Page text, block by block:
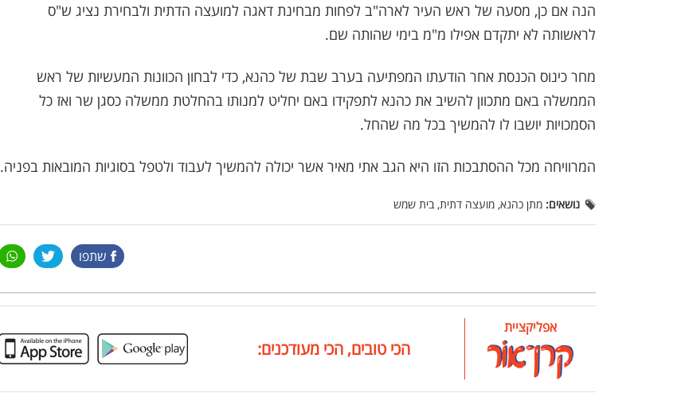
הנה אם כן, מסעה של ראש העיר לארה"ב לפחות מבחינת דאגה למועצה הדתית ולבחירת נציג ש"ס
לראשותה לא יתקדם אפילו מ"מ בימי שהותה שם.
מחר כינוס הכנסת אחר הודעתו המפתיעה בערב שבת של כהנא, כדי לבחון הכוונות המעשיות של ראש
הממשלה באם מתכוון להשיב את כהנא לתפקידו באם יחליט למנותו בהחלטת ממשלה כסגן שר ואז כל
הסמכויות יושבו לו להמשיך בכל מה שהחל.
המרוויחה מכל ההסתבכות הזו היא הגב אתי מאיר אשר יכולה להמשיך לעבוד ולטפל בסוגיות המובאות בפניה.
נושאים: מתן כהנא, מועצה דתית, בית שמש
שתפו
אפליקציית
הכי טובים, הכי מעודכנים: